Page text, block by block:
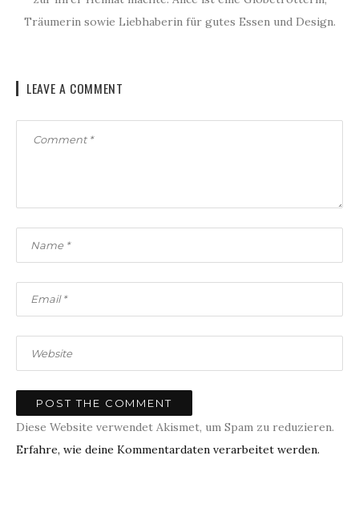
Träumerin sowie Liebhaberin für gutes Essen und Design.
LEAVE A COMMENT
Diese Website verwendet Akismet, um Spam zu reduzieren.
Erfahre, wie deine Kommentardaten verarbeitet werden.